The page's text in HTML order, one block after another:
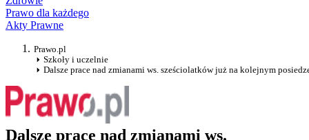
Prawo dla każdego
Akty Prawne
Prawo.pl
Szkoły i uczelnie
Dalsze prace nad zmianami ws. sześciolatków już na kolejnym
Dalsze prace nad zmianami ws.